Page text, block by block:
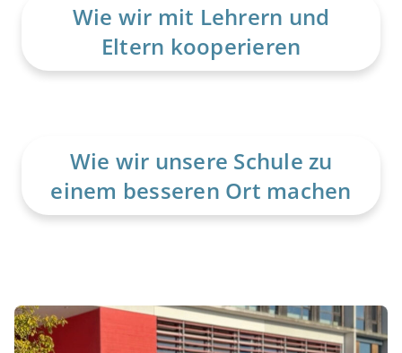
Wie wir mit Lehrern und
Eltern kooperieren
Wie wir unsere Schule zu
einem besseren Ort machen